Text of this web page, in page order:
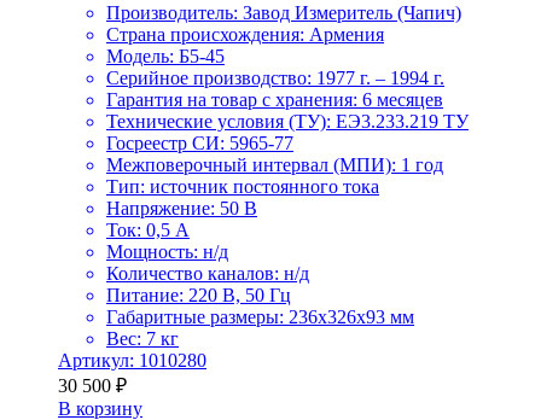
Производитель: Завод Измеритель (Чапич)
Страна происхождения: Армения
Модель: Б5-45
Серийное производство: 1977 г. – 1994 г.
Гарантия на товар с хранения: 6 месяцев
Технические условия (ТУ): ЕЭ3.233.219 ТУ
Госреестр СИ: 5965-77
Межповерочный интервал (МПИ): 1 год
Тип: источник постоянного тока
Напряжение: 50 В
Ток: 0,5 А
Мощность: н/д
Количество каналов: н/д
Питание: 220 В, 50 Гц
Габаритные размеры: 236x326x93 мм
Вес: 7 кг
Артикул: 1010280
30 500 ₽
В корзину